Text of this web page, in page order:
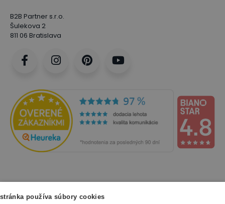
B2B Partner s.r.o.
Šulekova 2
811 06 Bratislava
NAKUPOVANIE
používa súbory cookies